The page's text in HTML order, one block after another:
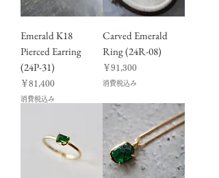
Emerald K18
Pierced Earring
(24P-31)
価格
￥81,400
消費税込み
Carved Emerald
Ring (24R-08)
価格
￥91,300
消費税込み